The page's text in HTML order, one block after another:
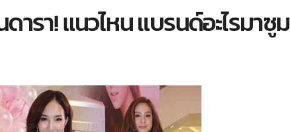
รา! แนวไหน แบรนด์อะไรมาซูม